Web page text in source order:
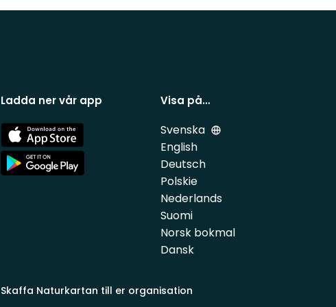
Ladda ner vår app
App
Store
App
Store
Visa på…
Svenska
English
Deutsch
Polskie
Nederlands
Suomi
Norsk bokmal
Dansk
Skaffa Naturkartan till er organisation